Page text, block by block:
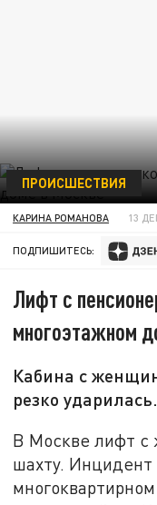
ПРОИСШЕСТВИЯ
КАРИНА РОМАНОВА 13
ПОДПИШИТЕСЬ:
Лифт с
многоэтажном
Кабина с
резко ударилась.
В Москве лифт с
шахту. Инцидент